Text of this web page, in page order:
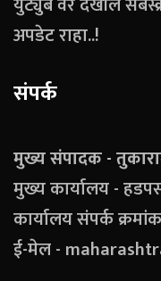
अपडेट राहा..!
संपर्क
मुख्य संपादक -
मुख्य कार्यालय -
कार्यालय संपर्क
ई-मेल -